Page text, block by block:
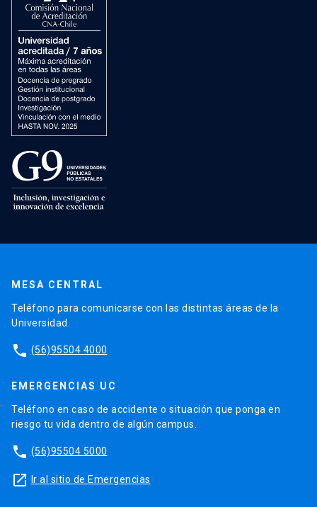
MESA CENTRAL
Teléfono para comunicarse con las distintas áreas de la
Universidad.
phone (56)95504 4000
EMERGENCIAS UC
Teléfono en caso de accidente o situación que ponga en
riesgo tu vida dentro de algún campus.
phone (56)95504 5000
launch Ir al sitio de Emergencias